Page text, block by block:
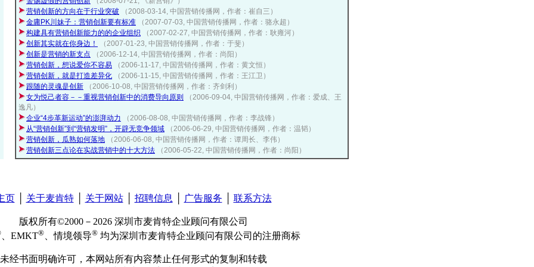
营销创新的方向在于行业突破
（2008-03-14, 中国营销传播网，作者：崔自三）
金庸PK川妹子：营销创新要有标准
（2007-07-03, 中国营销传播网，作者：骆永超）
构建具有营销创新能力的的企业组织
（2007-02-27, 中国营销传播网，作者：耿雍河）
创新其实就在你身边！
（2007-01-23, 中国营销传播网，作者：于斐）
创新是营销的新支点
（2006-12-14, 中国营销传播网，作者：尚阳）
营销创新，想说爱你不容易
（2006-11-17, 中国营销传播网，作者：黄文恒）
营销创新，就是打造差异化
（2006-11-15, 中国营销传播网，作者：王江卫）
跟随的灵魂是创新
（2006-10-08, 中国营销传播网，作者：齐剑利）
女为悦己者容－－重视营销创新中的消费导向原则
（2006-09-04, 中国营销传播网，作者：爱成、王
逸凡）
企业“4步革新运动”的澎湃动力
（2006-08-08, 中国营销传播网，作者：李战锋）
从“营销创新”到“营销发明”，开辟无竞争领域
（2006-06-29, 中国营销传播网，作者：温韬）
营销创新，瓜熟如何落地
（2006-06-08, 中国营销传播网，作者：谭周长、李伟）
营销创新三点论在实战营销中的十大方法
（2006-05-22, 中国营销传播网，作者：尚阳）
页│ 关于麦肯特│ 关于网站│ 招聘信息 广告服务 联系方法
版权所有©2000－2026 深圳市麦肯特企业顾问有限公司
、EMKT® 、情境领导® 均为深圳市麦肯特企业顾问有限公司的注册商标
未经书面明确许可，本网站所有内容禁止任何形式的复制和转载